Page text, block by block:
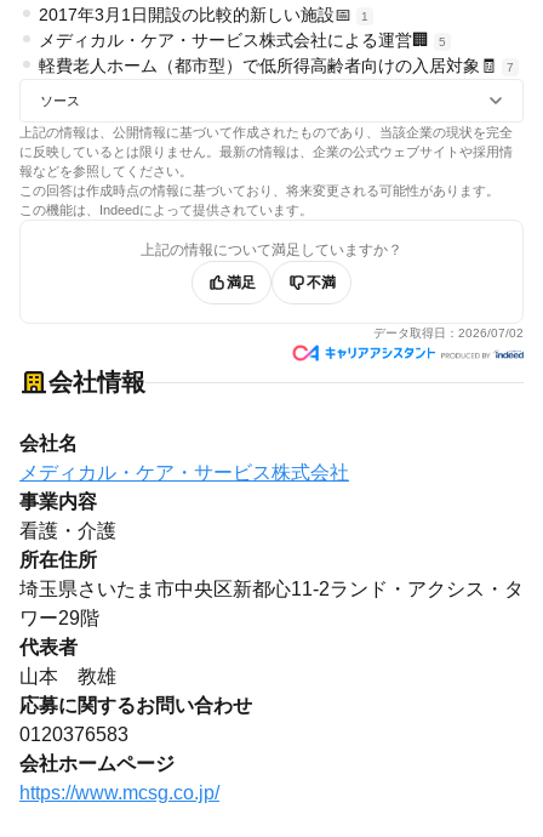
2017年3月1日開設の比較的新しい施設📅 1
メディカル・ケア・サービス株式会社による運営🏢 5
軽費老人ホーム（都市型）で低所得高齢者向けの入居対象🧾 7
ソース
上記の情報は、公開情報に基づいて作成されたものであり、当該企業の現状を完全
に反映しているとは限りません。最新の情報は、企業の公式ウェブサイトや採用情
報などを参照してください。
この回答は作成時点の情報に基づいており、将来変更される可能性があります。
この機能は、Indeedによって提供されています。
上記の情報について満足していますか？
満足
不満
データ取得日： 2026/07/02
会社情報
会社名
メディカル・ケア・サービス株式会社
事業内容
看護・介護
所在住所
埼玉県さいたま市中央区新都心11-2ランド・アクシス・タ
ワー29階
代表者
山本 教雄
応募に関するお問い合わせ
0120376583
会社ホームページ
https://www.mcsg.co.jp/